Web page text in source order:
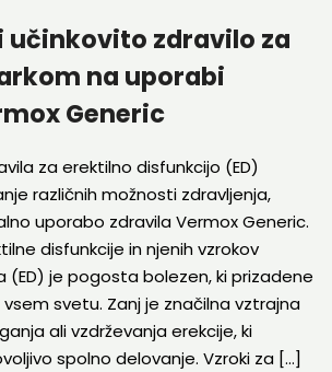
učinkovito zdravilo za
na uporabi
Generic
za erektilno disfunkcijo (ED)
različnih možnosti zdravljenja,
uporabo zdravila Vermox Generic.
disfunkcije in njenih vzrokov
(ED) je pogosta bolezen, ki prizadene
svetu. Zanj je značilna vztrajna
ali vzdrževanja erekcije, ki
spolno delovanje. Vzroki za […]